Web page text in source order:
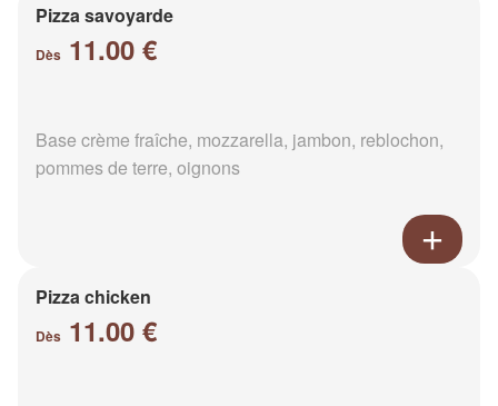
Pizza savoyarde
Dès 11.00 €
Base crème fraîche, mozzarella, jambon, reblochon,
pommes de terre, oignons
Pizza chicken
Dès 11.00 €